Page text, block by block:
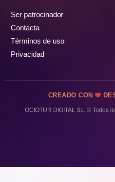
Ser patrocinador
Contacta
Términos de uso
Privacidad
CREADO CON
OCIOTUR DIGITAL SL. © Todos